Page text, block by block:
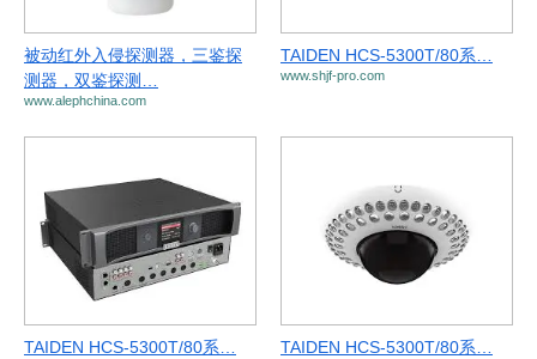
被动红外入侵探测器，三鉴探
测器，双鉴探测…
www.alephchina.com
TAIDEN HCS-5300T/80系…
www.shjf-pro.com
TAIDEN HCS-5300T/80系… TAIDEN HCS-5300T/80系…